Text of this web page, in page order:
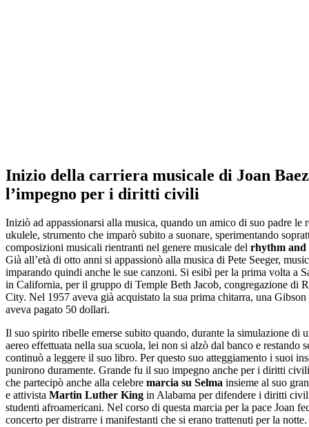
Inizio della carriera musicale di Joan
l’impegno per i diritti civili
Iniziò ad appassionarsi alla musica, quando un amico di suo padre le
ukulele, strumento che imparò subito a suonare, sperimentando
composizioni musicali rientranti nel genere musicale del rhythm and
Già all’età di otto anni si appassionò alla musica di Pete Seeger,
imparando quindi anche le sue canzoni. Si esibì per la prima volta a
in California, per il gruppo di Temple Beth Jacob, congregazione di
City. Nel 1957 aveva già acquistato la sua prima chitarra, una Gibson
aveva pagato 50 dollari.
Il suo spirito ribelle emerse subito quando, durante la simulazione di
aereo effettuata nella sua scuola, lei non si alzò dal banco e restando
continuò a leggere il suo libro. Per questo suo atteggiamento i suoi
punirono duramente. Grande fu il suo impegno anche per i diritti
che partecipò anche alla celebre marcia su Selma insieme al suo
e attivista Martin Luther King in Alabama per difendere i diritti
studenti afroamericani. Nel corso di questa marcia per la pace Joan
concerto per distrarre i manifestanti che si erano trattenuti per la notte.